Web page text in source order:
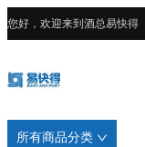
您好，欢迎来到酒总易快得
所有商品分类